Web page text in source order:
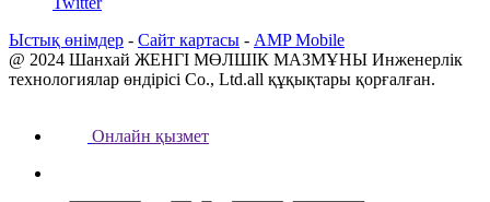
Ыстық өнімдер - Сайт картасы - AMP Mobile
@ 2024 Шанхай ЖЕНГІ МӨЛШІК МАЗМҰНЫ Инженерлік
технологиялар өндірісі Co., Ltd.all құқықтары қорғалған.
Онлайн қызмет